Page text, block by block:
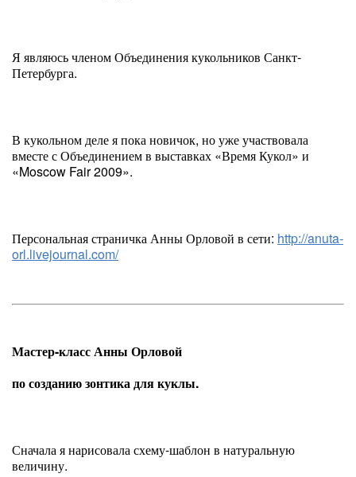
Я являюсь членом Объединения кукольников Санкт-
Петербурга.
В кукольном деле я пока новичок, но уже участвовала
вместе с Объединением в выставках «Время Кукол» и
«Moscow Fair 2009».
Персональная страничка Анны Орловой в сети: http://anuta-
orl.livejournal.com/
Мастер-класс Анны Орловой
по созданию зонтика для куклы.
Сначала я нарисовала схему-шаблон в натуральную
величину.